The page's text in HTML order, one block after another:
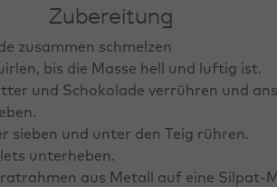
Zubereitung
zusammen schmelzen
bis die Masse hell und luftig ist.
und Schokolade verrühren und
sieben und unter den Teig rühren.
unterheben.
aus Metall auf eine